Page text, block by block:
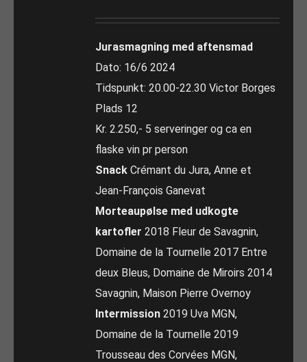
Jurasmagning med aftensmad
Dato: 16/6 2024
Tidspunkt: 20.00-22.30 Victor Borges
Plads 12
Kr. 2.250,- 5 serveringer og ca en
flaske vin pr person
SnackCrémant du Jura, Anne et
Jean-François Ganevat
Morteaupølse med udkogte
kartofler 2018 Fleur de Savagnin,
Domaine de la Tournelle 2017 Entre
deux Bleus, Domaine de Miroirs 2014
Savagnin, Maison Pierre Overnoy
Intermission 2019 Uva MGN,
Domaine de la Tournelle 2019
Trousseau des Corvées MGN,